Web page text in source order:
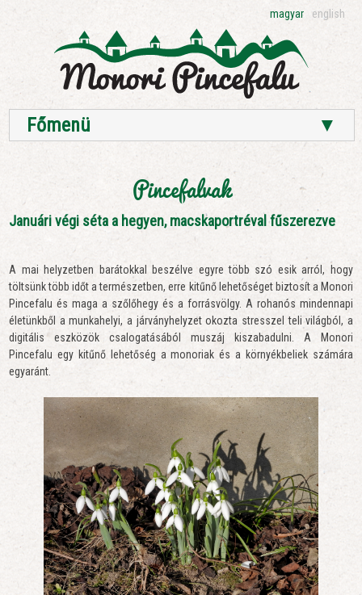
magyar english
Főmenü ▼
Pincefalvak
Januári végi séta a hegyen, macskaportréval fűszerezve
A mai helyzetben barátokkal beszélve egyre több szó esik arról, hogy
töltsünk több időt a természetben, erre kitűnő lehetőséget biztosít a Monori
Pincefalu és maga a szőlőhegy és a forrásvölgy. A rohanós mindennapi
életünkből a munkahelyi, a járványhelyzet okozta stresszel teli világból, a
digitális eszközök csalogatásából muszáj kiszabadulni. A Monori
Pincefalu egy kitűnő lehetőség a monoriak és a környékbeliek számára
egyaránt.